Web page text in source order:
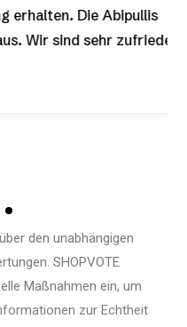
Die Abipullis
sehr zufrieden
den unabhängigen
SHOPVOTE
Maßnahmen ein, um
zur Echtheit